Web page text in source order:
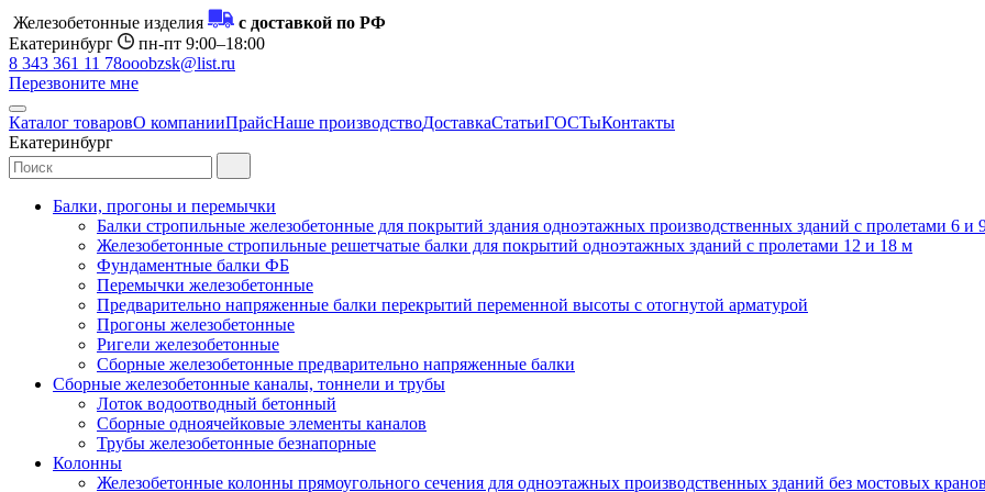
Железобетонные изделия
с доставкой по РФ
Екатеринбург
пн-пт 9:00–18:00
8 343 361 11 78ooobzsk@list.ru
Перезвоните мне
Каталог товаровО компанииПрайсНаше производствоДоставкаСтатьиГОСТыКонтакты
Екатеринбург
Балки, прогоны и перемычки
Балки стропильные железобетонные для покрытий здания одноэтажных производственных зданий с пролетами 6
Железобетонные стропильные решетчатые балки для покрытий одноэтажных зданий с пролетами 12 и 18 м
Фундаментные балки ФБ
Перемычки железобетонные
Предварительно напряженные балки перекрытий переменной высоты с отогнутой арматурой
Прогоны железобетонные
Ригели железобетонные
Сборные железобетонные предварительно напряженные балки
Сборные железобетонные каналы, тоннели и трубы
Лоток водоотводный бетонный
Сборные одноячейковые элементы каналов
Трубы железобетонные безнапорные
Колонны
Железобетонные колонны прямоугольного сечения для одноэтажных производственных зданий без мостовых кранов